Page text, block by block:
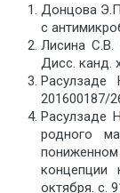
Донцова
с
Лисина С.В.
Дисс. канд.
201600187/
Расулзаде
родного
концепции
октября. с.